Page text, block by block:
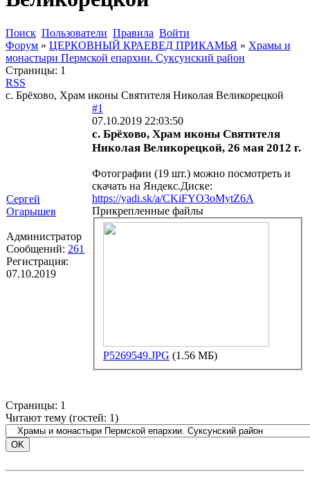
Поиск Пользователи Правила Войти
Форум » ЦЕРКОВНЫЙ КРАЕВЕД ПРИКАМЬЯ » Храмы и
монастыри Пермской епархии. Суксунский район
Страницы: 1
RSS
с. Брёхово, Храм иконы Святителя Николая Великорецкой
Сергей
Огарышев
Администратор
Сообщений: 261
Регистрация:
07.10.2019
#1
07.10.2019 22:03:50
с. Брёхово, Храм иконы Святителя
Николая Великорецкой, 26 мая 2012 г.
Фотографии (19 шт.) можно посмотреть и
скачать на Яндекс.Диске:
https://yadi.sk/a/CKiFYO3oMytZ6A
Прикрепленные файлы
P5269549.JPG (1.56 МБ)
Страницы: 1
Читают тему (гостей: 1)